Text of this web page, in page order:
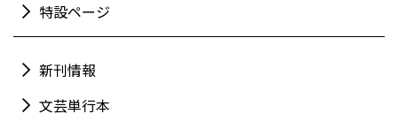
特設ページ
新刊情報
文芸単行本